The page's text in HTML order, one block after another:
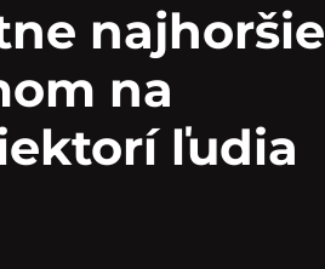
najhoršie
na
ľudia